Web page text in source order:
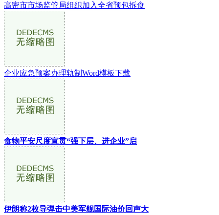
高密市市场监管局组织加入全省预包拆食
企业应急预案办理轨制Word模板下载
食物平安尺度宣贯“强下层、进企业”启
伊朗称2枚导弹击中美军舰国际油价回声大